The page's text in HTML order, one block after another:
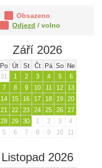
Obsazeno
Odjezd / volno
Září 2026
Po Út St Čt Pá So Ne
31
1 2 3 4 5
6
7
8 9 10 11 12
13
14
15 16 17 18 19 20
21 22 23 24 25 26 27
28 29 30 1 2 3
4
5
6 7 8 9 10 11
Listopad 2026